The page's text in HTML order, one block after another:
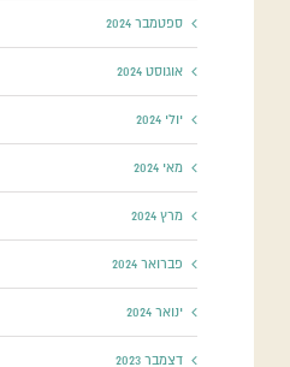
ספטמבר 2024
אוגוסט 2024
יולי 2024
מאי 2024
מרץ 2024
פברואר 2024
ינואר 2024
דצמבר 2023